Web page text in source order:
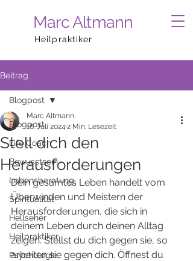
Marc Altmann
Heilpraktiker
Beitrag
Blogpost
Life Coach
Bewusstsein
Lebensberatung
Spiritualität
Hellseher
Heilpraktiker
Psychologie
Blogpost
Stell dich den
Herausforderungen
Marc Altmann
16. Juli 2024 2 Min. Lesezeit
Dein gesamtes Leben handelt vom
Überwinden und Meistern der
Herausforderungen, die sich in
deinem Leben durch deinen Alltag
zeigen. Stellst du dich gegen sie, so
arbeiten sie gegen dich. Öffnest du